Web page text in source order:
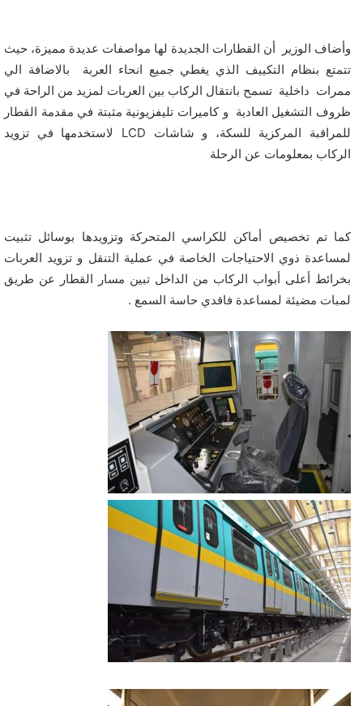
وأضاف الوزير أن القطارات الجديدة لها مواصفات عديدة مميزة، حيث
تتمتع بنظام التكييف الذي يغطي جميع انحاء العربة بالاضافة الي
ممرات داخلية تسمح بانتقال الركاب بين العربات لمزيد من الراحة في
ظروف التشغيل العادية و كاميرات تليفزيونية مثبتة في مقدمة القطار
للمراقبة المركزية للسكة، و شاشات LCD لاستخدمها في تزويد
الركاب بمعلومات عن الرحلة
كما تم تخصيص أماكن للكراسي المتحركة وتزويدها بوسائل تثبيت
لمساعدة ذوي الاحتياجات الخاصة في عملية التنقل و تزويد العربات
بخرائط أعلى أبواب الركاب من الداخل تبين مسار القطار عن طريق
لمبات مضيئة لمساعدة فاقدي حاسة السمع .